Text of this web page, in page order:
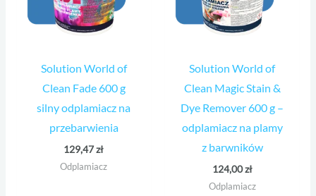
Solution World of
Clean Fade 600 g
silny odplamiacz na
przebarwienia
129,47zł
Odplamiacz
Solution World of
Clean Magic Stain &
Dye Remover 600 g –
odplamiacz na plamy
z barwników
124,00zł
Odplamiacz